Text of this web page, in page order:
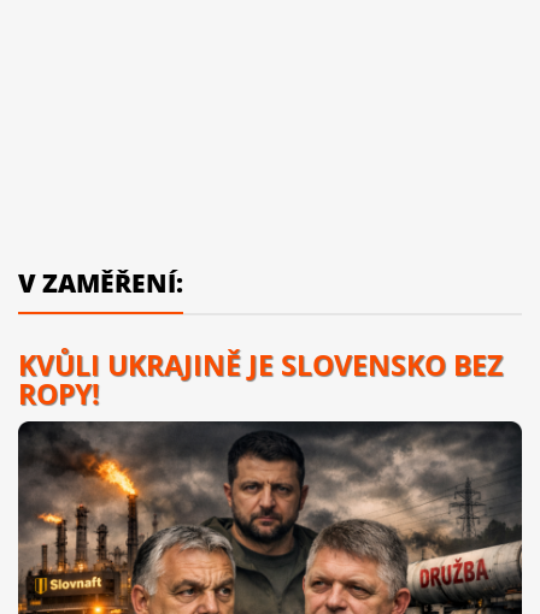
V ZAMĚŘENÍ:
KVŮLI UKRAJINĚ JE SLOVENSKO BEZ
ROPY!